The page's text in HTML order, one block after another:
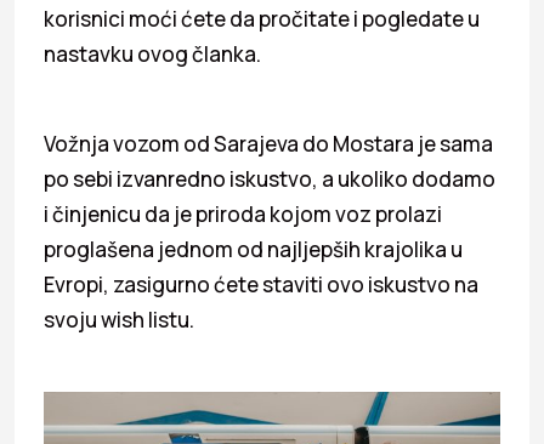
korisnici moći ćete da pročitate i pogledate u
nastavku ovog članka.
Vožnja vozom od Sarajeva do Mostara je sama
po sebi izvanredno iskustvo, a ukoliko dodamo
i činjenicu da je priroda kojom voz prolazi
proglašena jednom od najljepših krajolika u
Evropi, zasigurno ćete staviti ovo iskustvo na
svoju wish listu.